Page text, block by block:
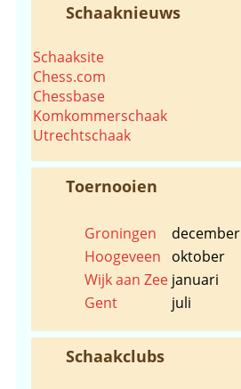
Schaaknieuws
Schaaksite
Chess.com
Chessbase
Komkommerschaak
Utrechtschaak
Toernooien
Groningen
december
Hoogeveen
oktober
Wijk aan Zee januari
Gent
juli
Schaakclubs